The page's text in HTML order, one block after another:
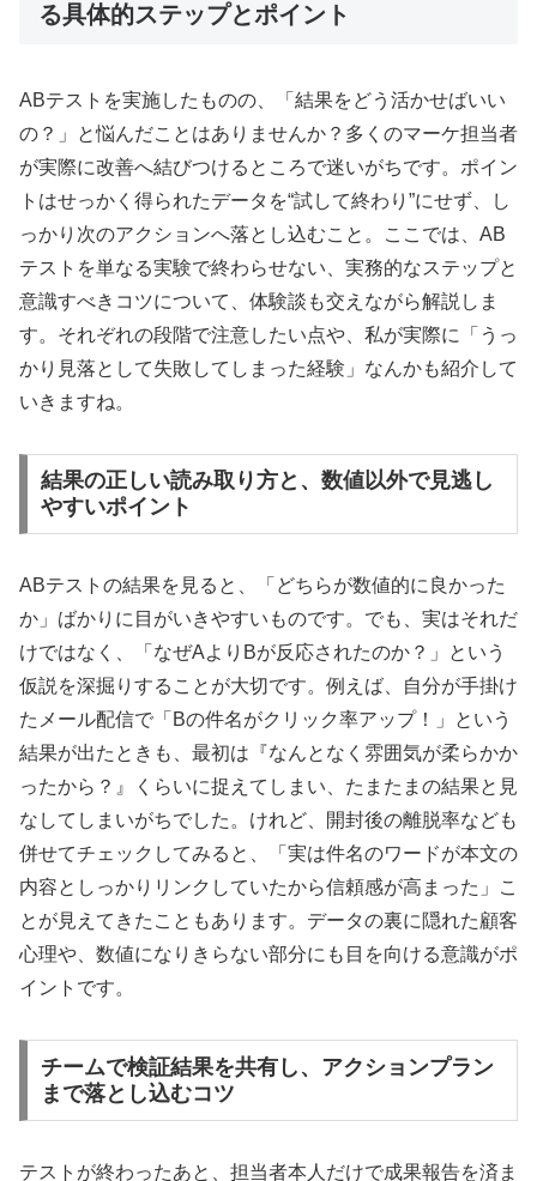
る具体的ステップとポイント
ABテストを実施したものの、「結果をどう活かせばいい
の？」と悩んだことはありませんか？多くのマーケ担当者
が実際に改善へ結びつけるところで迷いがちです。ポイン
トはせっかく得られたデータを“試して終わり”にせず、し
っかり次のアクションへ落とし込むこと。ここでは、AB
テストを単なる実験で終わらせない、実務的なステップと
意識すべきコツについて、体験談も交えながら解説しま
す。それぞれの段階で注意したい点や、私が実際に「うっ
かり見落として失敗してしまった経験」なんかも紹介して
いきますね。
結果の正しい読み取り方と、数値以外で見逃し
やすいポイント
ABテストの結果を見ると、「どちらが数値的に良かった
か」ばかりに目がいきやすいものです。でも、実はそれだ
けではなく、「なぜAよりBが反応されたのか？」という
仮説を深掘りすることが大切です。例えば、自分が手掛け
たメール配信で「Bの件名がクリック率アップ！」という
結果が出たときも、最初は『なんとなく雰囲気が柔らかか
ったから？』くらいに捉えてしまい、たまたまの結果と見
なしてしまいがちでした。けれど、開封後の離脱率なども
併せてチェックしてみると、「実は件名のワードが本文の
内容としっかりリンクしていたから信頼感が高まった」こ
とが見えてきたこともあります。データの裏に隠れた顧客
心理や、数値になりきらない部分にも目を向ける意識がポ
イントです。
チームで検証結果を共有し、アクションプラン
まで落とし込むコツ
テストが終わったあと、担当者本人だけで成果報告を済ま